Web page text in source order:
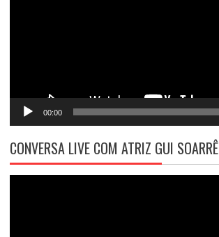
00:00
CONVERSA LIVE COM ATRIZ GUI SOARRÊ